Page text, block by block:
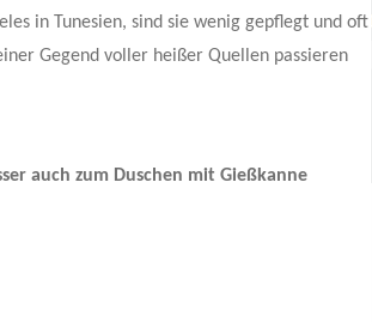
in Tunesien, sind sie wenig gepflegt und oft
Gegend voller heißer Quellen passieren
auch zum Duschen mit Gießkanne